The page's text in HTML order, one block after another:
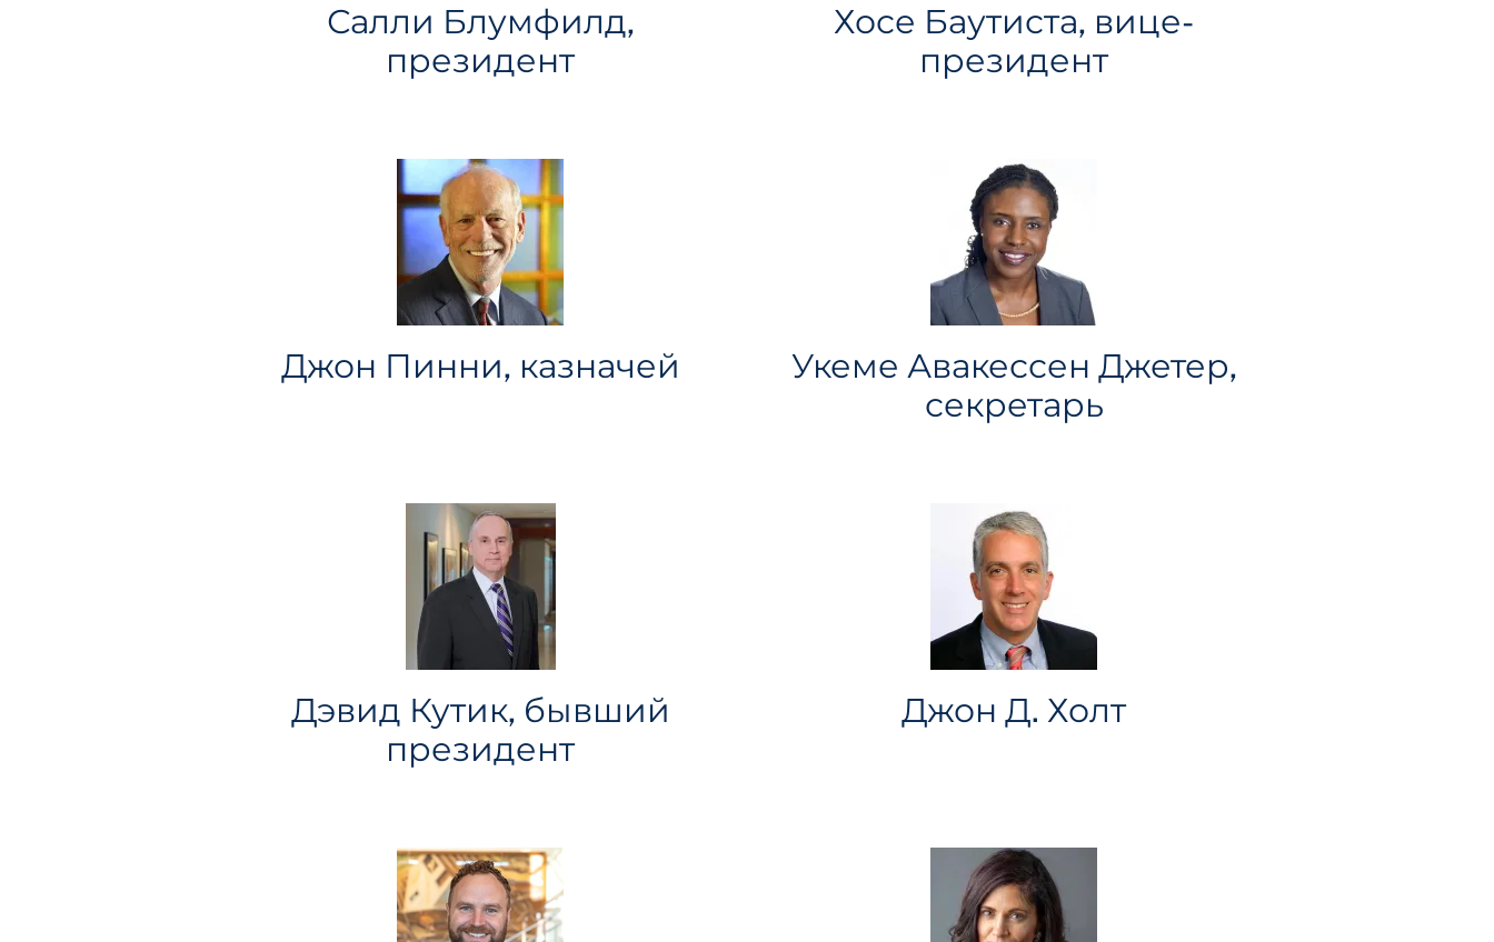
Салли Блумфилд,
президент
Хосе Баутиста, вице-
президент
Джон Пинни, казначей
Укеме Авакессен Джетер,
секретарь
Дэвид Кутик, бывший
президент
Джон Д. Холт